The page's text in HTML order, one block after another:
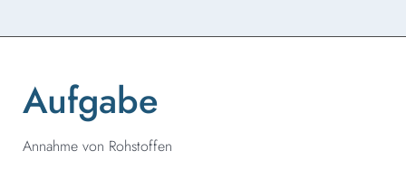
Aufgabe
Annahme von Rohstoffen